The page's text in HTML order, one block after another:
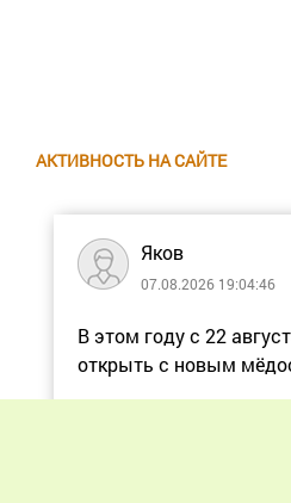
АКТИВНОСТЬ НА САЙТЕ
Яков
07.08.2026 19:04:46
В этом году с 22
открыть с новым